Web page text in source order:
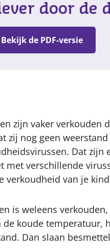
door de
Bekijk de PDF-versie
zijn vaker verkouden
zij nog geen
Dat zijn
met verschillende
verkoudheid van je
is weleens
de koude temperatuur,
Dan slaan